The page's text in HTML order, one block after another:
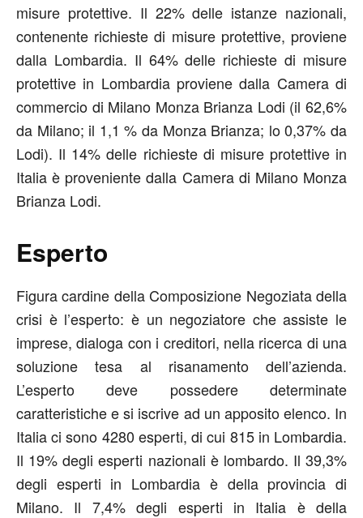
misure protettive. Il 22% delle istanze nazionali,
contenente richieste di misure protettive, proviene
dalla Lombardia. Il 64% delle richieste di misure
protettive in Lombardia proviene dalla Camera di
commercio di Milano Monza Brianza Lodi (il 62,6%
da Milano; il 1,1 % da Monza Brianza; lo 0,37% da
Lodi). Il 14% delle richieste di misure protettive in
Italia è proveniente dalla Camera di Milano Monza
Brianza Lodi.
Esperto
Figura cardine della Composizione Negoziata della
crisi è l’esperto: è un negoziatore che assiste le
imprese, dialoga con i creditori, nella ricerca di una
soluzione tesa al risanamento dell’azienda.
L’esperto deve possedere determinate
caratteristiche e si iscrive ad un apposito elenco. In
Italia ci sono 4280 esperti, di cui 815 in Lombardia.
Il 19% degli esperti nazionali è lombardo. Il 39,3%
degli esperti in Lombardia è della provincia di
Milano. Il 7,4% degli esperti in Italia è della